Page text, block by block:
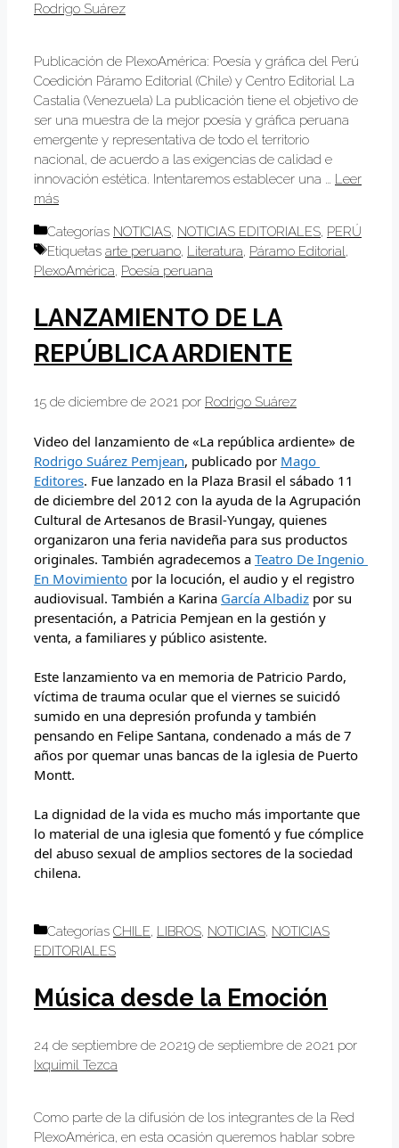
Rodrigo Suárez
Publicación de PlexoAmérica: Poesía y gráfica del Perú
Coedición Páramo Editorial (Chile) y Centro Editorial La
Castalia (Venezuela) La publicación tiene el objetivo de
ser una muestra de la mejor poesía y gráfica peruana
emergente y representativa de todo el territorio
nacional, de acuerdo a las exigencias de calidad e
innovación estética. Intentaremos establecer una … Leer
más
Categorías NOTICIAS, NOTICIAS EDITORIALES, PERÚ
Etiquetas arte peruano, Literatura, Páramo Editorial,
PlexoAmérica, Poesía peruana
LANZAMIENTO DE LA
REPÚBLICA ARDIENTE
15 de diciembre de 2021 por Rodrigo Suárez
Rodrigo Suárez Pemjean, publicado por Mago
Editores. Fue lanzado en la Plaza Brasil el sábado 11
de diciembre del 2012 con la ayuda de la Agrupación
Cultural de Artesanos de Brasil-Yungay, quienes
organizaron una feria navideña para sus productos
originales. También agradecemos a Teatro De Ingenio
En Movimiento por la locución, el audio y el registro
audiovisual. También a Karina García Albadiz por su
presentación, a Patricia Pemjean en la gestión y
venta, a familiares y público asistente.
Este lanzamiento va en memoria de Patricio Pardo,
víctima de trauma ocular que el viernes se suicidó
sumido en una depresión profunda y también
pensando en Felipe Santana, condenado a más de 7
años por quemar unas bancas de la iglesia de Puerto
Montt.
La dignidad de la vida es mucho más importante que
lo material de una iglesia que fomentó y fue cómplice
del abuso sexual de amplios sectores de la sociedad
chilena.
Categorías CHILE, LIBROS, NOTICIAS, NOTICIAS
EDITORIALES
Música desde la Emoción
24 de septiembre de 20219 de septiembre de 2021 por
Ixquimil Tezca
Como parte de la difusión de los integrantes de la Red
PlexoAmérica, en esta ocasión queremos hablar sobre